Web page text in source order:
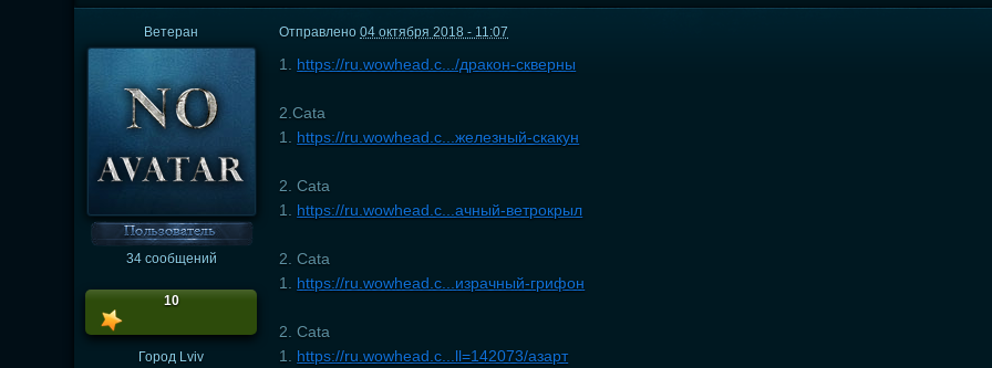
Ветеран
34 сообщений
10
Город Lviv
Отправлено04 октября 2018 - 11:07
1. https://ru.wowhead.c.../дракон-скверны
2.Cata
1. https://ru.wowhead.c...железный-скакун
2. Cata
1. https://ru.wowhead.c...ачный-ветрокрыл
2. Cata
1. https://ru.wowhead.c...израчный-грифон
2. Cata
1. https://ru.wowhead.c...ll=142073/азарт